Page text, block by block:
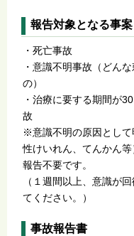
報告対象となる事案
・死亡事故
・意識不明事故（どん
の）
・治療に要する期間が
故
※意識不明の原因とし
性けいれん、てんかん
報告不要です。
（１週間以上、意識が
てください。）
事故報告書